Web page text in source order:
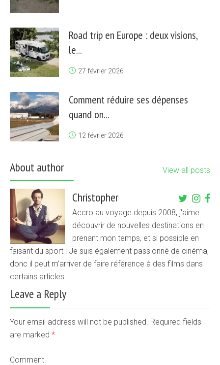
Road trip en Europe : deux visions,
le...
27 février 2026
Comment réduire ses dépenses
quand on...
12 février 2026
About author View all posts
Christopher
Accro au voyage depuis 2008, j'aime
découvrir de nouvelles destinations en
prenant mon temps, et si possible en
faisant du sport ! Je suis également passionné de cinéma,
donc il peut m'arriver de faire référence à des films dans
certains articles.
Leave a Reply
Your email address will not be published. Required fields
are marked *
Comment